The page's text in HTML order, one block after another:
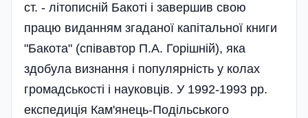
ст. - літописній Бакоті і завершив свою
працю виданням згаданої капітальної книги
"Бакота" (співавтор П.А. Горішній), яка
здобула визнання і популярність у колах
громадськості і науковців. У 1992-1993 рр.
експедиція Кам'янець-Подільського